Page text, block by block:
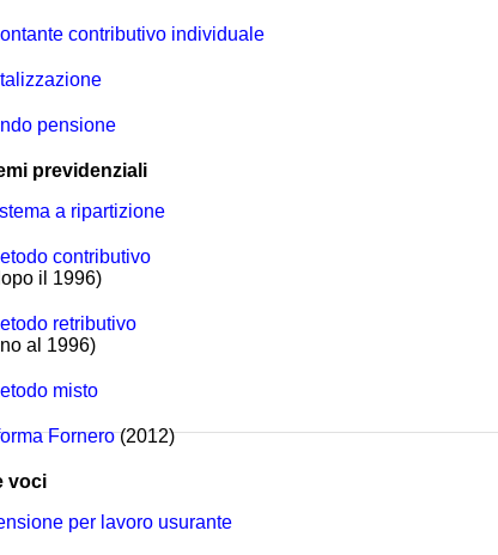
contributivo individuale
pensione
previdenziali
a ripartizione
contributivo
il 1996)
retributivo
al 1996)
misto
Fornero(2012)
voci
per lavoro usurante